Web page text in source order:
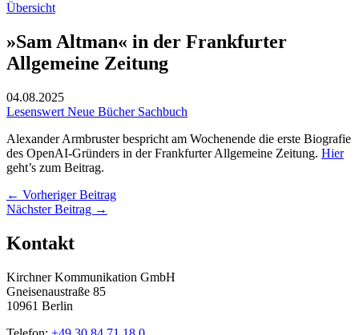
Übersicht
»Sam Altman« in der Frankfurter
Allgemeine Zeitung
04.08.2025
Lesenswert Neue Bücher Sachbuch
Alexander Armbruster bespricht am Wochenende die erste Biografie
des OpenAI-Gründers in der Frankfurter Allgemeine Zeitung. Hier
geht’s zum Beitrag.
← Vorheriger Beitrag
Nächster Beitrag →
Kontakt
Kirchner Kommunikation GmbH
Gneisenaustraße 85
10961 Berlin